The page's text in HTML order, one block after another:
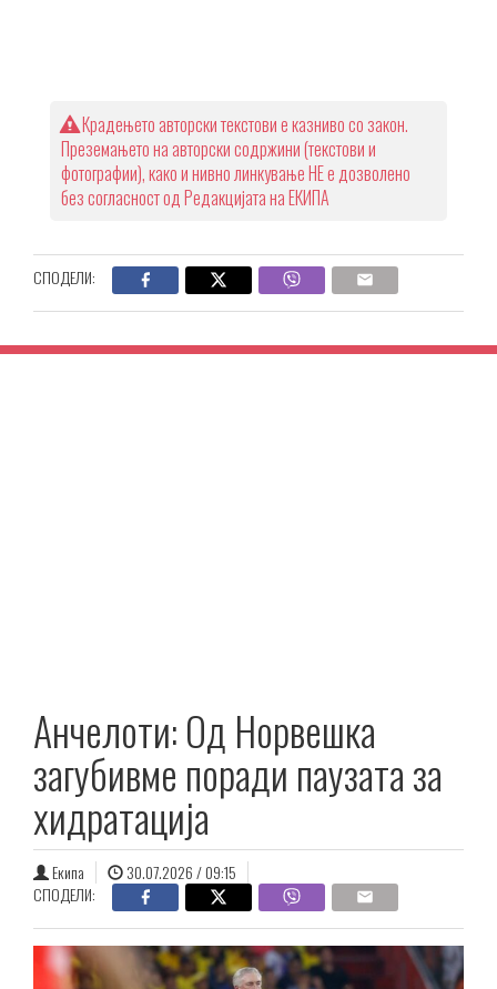
Крадењето авторски текстови е казниво со закон.
Преземањето на авторски содржини (текстови и
фотографии), како и нивно линкување НЕ е дозволено
без согласност од Редакцијата на ЕКИПА
СПОДЕЛИ:
Анчелоти: Од Норвешка
загубивме поради паузата за
хидратација
Екипа
30.07.2026 / 09:15
СПОДЕЛИ: